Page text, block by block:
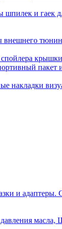
и гаек
накладки
и